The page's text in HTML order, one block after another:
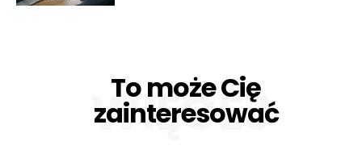
To może Cię
zainteresować
WIĘCEJ